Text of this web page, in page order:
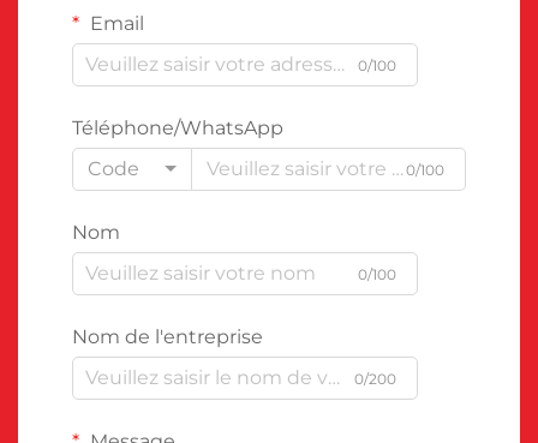
Email
0/100
Téléphone/WhatsApp
Code
0/100
Nom
0/100
Nom de l'entreprise
0/200